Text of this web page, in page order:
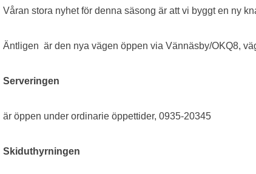
Våran stora nyhet för denna säsong är att vi byggt en ny
Äntligen är den nya vägen öppen via Vännäsby/OKQ8,
Serveringen
är öppen under ordinarie öppettider, 0935-20345
Skiduthyrningen